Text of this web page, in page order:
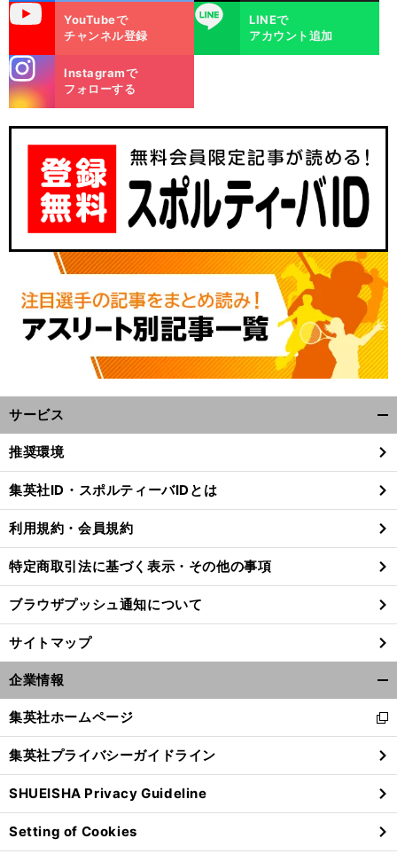
YouTubeで
チャンネル登録
LINE
LINEで
アカウント追加
m
Instagramで
フォローする
サービス
閉
る
推奨環境
集英社ID・スポルティーバIDとは
利用規約・会員規約
特定商取引法に基づく表示・その他の事項
ブラウザプッシュ通知について
サイトマップ
企業情報
閉
る
集英社ホームページ
新
し
い
ウ
ィ
ン
ド
集英社プライバシーガイドライン
SHUEISHA Privacy Guideline
Setting of Cookies